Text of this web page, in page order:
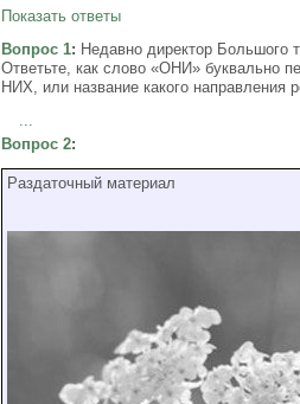
Показать ответы
Вопрос 1: Недавно директор Большого
Ответьте, как слово «ОНИ» буквально
НИХ, или название какого направления
Вопрос 2:
Раздаточный материал